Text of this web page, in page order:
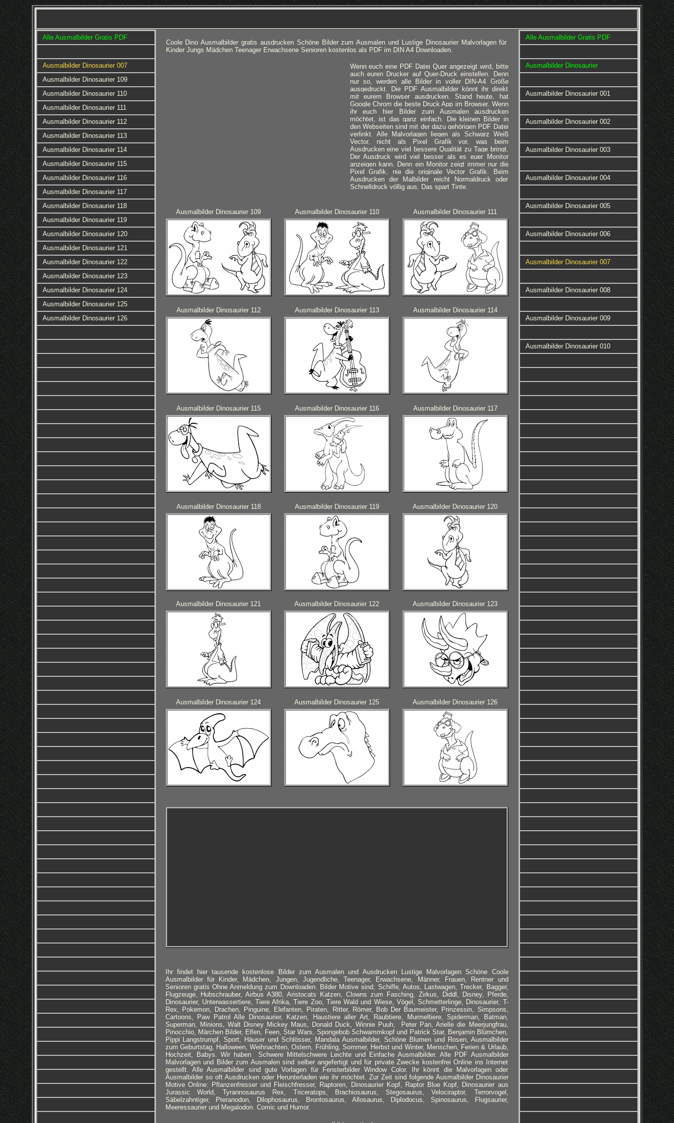
Alle Ausmalbilder Gratis PDF
Ausmalbilder Dinosaurier 007
Ausmalbilder Dinosaurier 109
Ausmalbilder Dinosaurier 110
Ausmalbilder Dinosaurier 111
Ausmalbilder Dinosaurier 112
Ausmalbilder Dinosaurier 113
Ausmalbilder Dinosaurier 114
Ausmalbilder Dinosaurier 115
Ausmalbilder Dinosaurier 116
Ausmalbilder Dinosaurier 117
Ausmalbilder Dinosaurier 118
Ausmalbilder Dinosaurier 119
Ausmalbilder Dinosaurier 120
Ausmalbilder Dinosaurier 121
Ausmalbilder Dinosaurier 122
Ausmalbilder Dinosaurier 123
Ausmalbilder Dinosaurier 124
Ausmalbilder Dinosaurier 125
Ausmalbilder Dinosaurier 126
Coole Dino Ausmalbilder gratis ausdrucken Schöne Bilder zum Ausmalen und Lustige Dinosaurier Malvorlagen für
Kinder Jungs Mädchen Teenager Erwachsene Senioren kostenlos als PDF im DIN A4 Downloaden.
Wenn euch eine PDF Datei Quer angezeigt wird, bitte
auch euren Drucker auf Quer-Druck einstellen. Denn
nur so, werden alle Bilder in voller DIN-A4 Größe
ausgedruckt. Die PDF Ausmalbilder könnt ihr direkt
mit eurem Browser ausdrucken. Stand heute, hat
Google Chrom die beste Druck App im Browser. Wenn
ihr euch hier Bilder zum Ausmalen ausdrucken
möchtet, ist das ganz einfach. Die kleinen Bilder in
den Webseiten sind mit der dazu gehörigen PDF Datei
verlinkt. Alle Malvorlagen liegen als Schwarz Weiß
Vector, nicht als Pixel Grafik vor, was beim
Ausdrucken eine viel bessere Qualität zu Tage bringt.
Der Ausdruck wird viel besser als es euer Monitor
anzeigen kann. Denn ein Monitor zeigt immer nur die
Pixel Grafik, nie die originale Vector Grafik. Beim
Ausdrucken der Malbilder reicht Normaldruck oder
Schnelldruck völlig aus. Das spart Tinte.
Ausmalbilder Dinosaurier 109 Ausmalbilder Dinosaurier 110 Ausmalbilder Dinosaurier 111
Ausmalbilder Dinosaurier 112 Ausmalbilder Dinosaurier 113 Ausmalbilder Dinosaurier 114
Ausmalbilder Dinosaurier 115 Ausmalbilder Dinosaurier 116 Ausmalbilder Dinosaurier 117
Ausmalbilder Dinosaurier 118 Ausmalbilder Dinosaurier 119 Ausmalbilder Dinosaurier 120
Ausmalbilder Dinosaurier 121 Ausmalbilder Dinosaurier 122 Ausmalbilder Dinosaurier 123
Ausmalbilder Dinosaurier 124 Ausmalbilder Dinosaurier 125 Ausmalbilder Dinosaurier 126
Ihr findet hier tausende kostenlose Bilder zum Ausmalen und Ausdrucken Lustige Malvorlagen Schöne Coole
Ausmalbilder für Kinder, Mädchen, Jungen, Jugendliche, Teenager, Erwachsene, Männer, Frauen, Rentner und
Senioren gratis Ohne Anmeldung zum Downloaden. Bilder Motive sind; Schiffe, Autos, Lastwagen, Trecker, Bagger,
Flugzeuge, Hubschrauber, Airbus A380, Aristocats Katzen, Clowns zum Fasching, Zirkus, Diddl, Disney, Pferde,
Dinosaurier, Unterwassertiere, Tiere Afrika, Tiere Zoo, Tiere Wald und Wiese, Vögel, Schmetterlinge, Dinosaurier, T-
Rex, Pokemon, Drachen, Pinguine, Elefanten, Piraten, Ritter, Römer, Bob Der Baumeister, Prinzessin, Simpsons,
Cartoons, Paw Patrol Alle Dinosaurier, Katzen, Haustiere aller Art, Raubtiere, Murmeltiere, Spiderman, Batman,
Superman, Minions, Walt Disney Mickey Maus, Donald Duck, Winnie Puuh, Peter Pan, Arielle die Meerjungfrau,
Pinocchio, Märchen Bilder, Elfen, Feen, Star Wars, Spongebob Schwammkopf und Patrick Star, Benjamin Blümchen,
Pippi Langstrumpf, Sport, Häuser und Schlösser, Mandala Ausmalbilder, Schöne Blumen und Rosen, Ausmalbilder
zum Geburtstag, Halloween, Weihnachten, Ostern, Frühling, Sommer, Herbst und Winter, Menschen, Ferien & Urlaub,
Hochzeit, Babys. Wir haben Schwere Mittelschwere Leichte und Einfache Ausmalbilder. Alle PDF Ausmalbilder
Malvorlagen und Bilder zum Ausmalen sind selber angefertigt und für private Zwecke kostenfrei Online ins Internet
gestellt. Alle Ausmalbilder sind gute Vorlagen für Fensterbilder Window Color. Ihr könnt die Malvorlagen oder
Ausmalbilder so oft Ausdrucken oder Herunterladen wie ihr möchtet. Zur Zeit sind folgende AusmalbilderDinosaurier
Motive Online: Pflanzenfresser und Fleischfresser, Raptoren, Dinosaurier Kopf, Raptor Blue Kopf, Dinosaurier aus
Jurassic World, Tyrannosaurus Rex, Triceratops, Brachiosaurus, Stegosaurus, Velociraptor, Terrorvogel,
Säbelzahntiger, Pteranodon, Dilophosaurus, Brontosaurus, Allosaurus, Diplodocus, Spinosaurus, Flugsaurier,
Meeressaurier und Megalodon. Comic und Humor.
Alle Ausmalbilder Gratis PDF
Ausmalbilder Dinosaurier
Ausmalbilder Dinosaurier 001
Ausmalbilder Dinosaurier 002
Ausmalbilder Dinosaurier 003
Ausmalbilder Dinosaurier 004
Ausmalbilder Dinosaurier 005
Ausmalbilder Dinosaurier 006
Ausmalbilder Dinosaurier 007
Ausmalbilder Dinosaurier 008
Ausmalbilder Dinosaurier 009
Ausmalbilder Dinosaurier 010